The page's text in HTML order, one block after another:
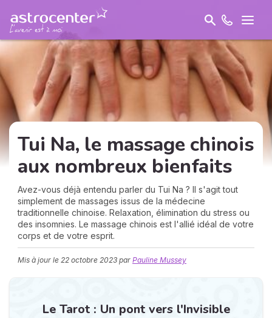
Tui Na, le massage chinois
aux nombreux bienfaits
Avez-vous déjà entendu parler du Tui Na ? Il s'agit tout
simplement de massages issus de la médecine
traditionnelle chinoise. Relaxation, élimination du stress ou
des insomnies. Le massage chinois est l'allié idéal de votre
corps et de votre esprit.
Mis à jour le 22 octobre 2023 par Pauline Mussey
Le Tarot : Un pont vers l'Invisible